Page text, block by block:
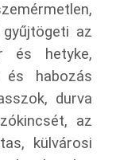
az
és hetyke,
és habozás
durva
az
külvárosi